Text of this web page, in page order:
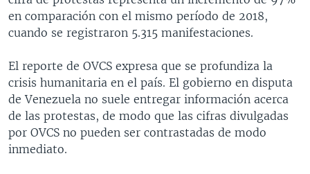
en comparación con el mismo período de 2018,
cuando se registraron 5.315 manifestaciones.
El reporte de OVCS expresa que se profundiza la
crisis humanitaria en el país. El gobierno en disputa
de Venezuela no suele entregar información acerca
de las protestas, de modo que las cifras divulgadas
por OVCS no pueden ser contrastadas de modo
inmediato.